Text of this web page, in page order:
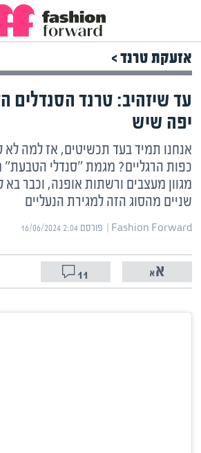
אזעקת טרנד >
עד שיזהיב: טרנד הסנדלים
יפה שיש
אנחנו תמיד בעד תכשיטים, אז למה
כפות הרגליים? מגמת "סנדלי הטבעת"
מגוון מעצבים ורשתות אופנה, וכבר בא
שניים מהסוג הזה למגירת הנעליים
Fashion Forward | ‏ פורסם ‎16/06/2024 2:04
11